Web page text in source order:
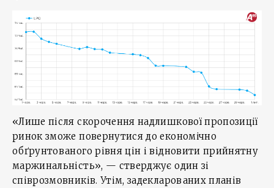
«Лише після скорочення надлишкової пропозиції
ринок зможе повернутися до економічно
обґрунтованого рівня цін і відновити прийнятну
маржинальність», — стверджує один зі
співрозмовників. Утім, задекларованих планів